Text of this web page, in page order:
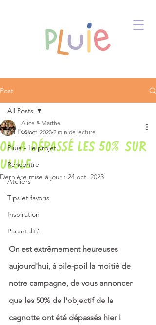
Post
All Posts
Pluie - Le projet
Rencontre
Ateliers
Tips et favoris
Inspiration
Parentalité
All Posts
On a dépassé les 50% sur
ulule
Alice & Marthe
10 oct. 2023 2 min de lecture
Dernière mise à jour : 24 oct. 2023
On est extrêmement heureuses
aujourd'hui, à pile-poil la moitié de
notre campagne, de vous annoncer
que les 50% de l'objectif de la
cagnotte ont été dépassés hier !